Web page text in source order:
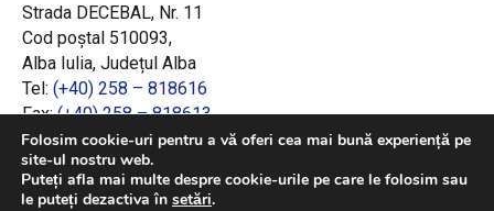
Strada DECEBAL, Nr. 11
Cod poștal 510093,
Alba Iulia, Județul Alba
Tel: (+40) 258 – 818616
Fax:(+40) 258 – 818613
Email:office@adrcentru.ro
LINK-URI RAPIDE
Folosim cookie-uri pentru a vă oferi cea mai bună experiență pe
site-ul nostru web.
Puteți afla mai multe despre cookie-urile pe care le folosim sau
le puteți dezactiva în setări.